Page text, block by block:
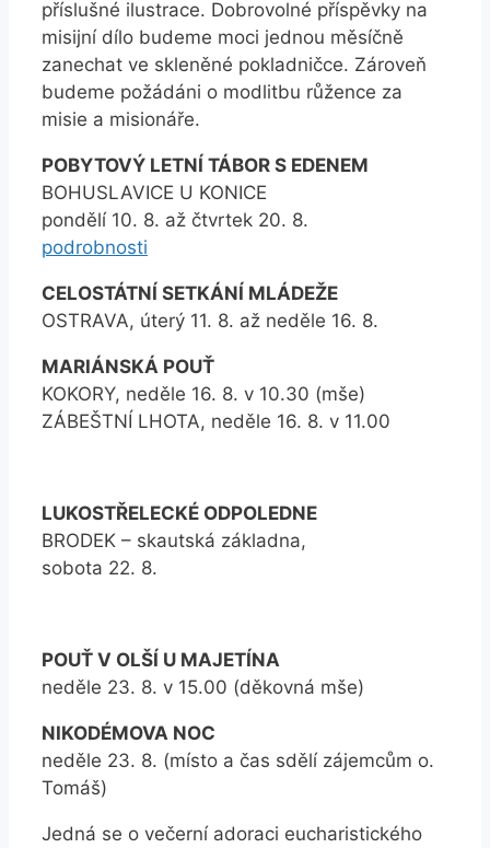
příslušné ilustrace. Dobrovolné příspěvky na
misijní dílo budeme moci jednou měsíčně
zanechat ve skleněné pokladničce. Zároveň
budeme požádáni o modlitbu růžence za
misie a misionáře.
POBYTOVÝ LETNÍ TÁBOR S EDENEM
BOHUSLAVICE U KONICE
pondělí 10. 8. až čtvrtek 20. 8.
podrobnosti
CELOSTÁTNÍ SETKÁNÍ MLÁDEŽE
OSTRAVA, úterý 11. 8. až neděle 16. 8.
MARIÁNSKÁ POUŤ
KOKORY, neděle 16. 8. v 10.30 (mše)
ZÁBEŠTNÍ LHOTA, neděle 16. 8. v 11.00
LUKOSTŘELECKÉ ODPOLEDNE
BRODEK – skautská základna,
sobota 22. 8.
POUŤ V OLŠÍ U MAJETÍNA
neděle 23. 8. v 15.00 (děkovná mše)
NIKODÉMOVA NOC
neděle 23. 8. (místo a čas sdělí zájemcům o.
Tomáš)
Jedná se o večerní adoraci eucharistického